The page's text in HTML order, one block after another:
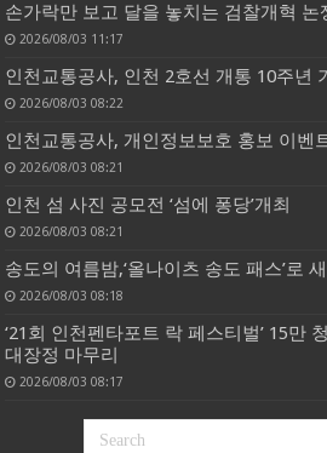
손가락만 보고 달을 놓치는 검찰개혁 논
2026/08/03 11:17
인천교통공사, 인천 2호선 개통 10주년
2026/08/03 08:22
인천교통공사, 개인정보보호 홍보 이벤
2026/08/03 08:21
인천 섬 사진 공모전 ‘섬에 퐁당’개최
2026/08/03 08:21
송도의 여름밤,‘올나이츠 송도 패스’로
2026/08/03 08:18
‘21회 인천펜타포트 락 페스티벌’ 15만
대장정 마무리
2026/08/03 08:17